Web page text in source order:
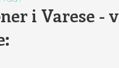
i Varese -